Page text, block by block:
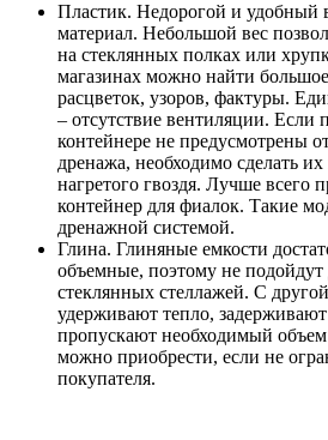
Пластик. Недорогой и удобный
материал. Небольшой вес
на стеклянных полках или
магазинах можно найти
расцветок, узоров, фактуры.
– отсутствие вентиляции. Если
контейнере не предусмотрены
дренажа, необходимо сделать
нагретого гвоздя. Лучше всего
контейнер для фиалок. Такие
дренажной системой.
Глина. Глиняные емкости
объемные, поэтому не
стеклянных стеллажей. С
удерживают тепло,
пропускают необходимый
можно приобрести, если не
покупателя.